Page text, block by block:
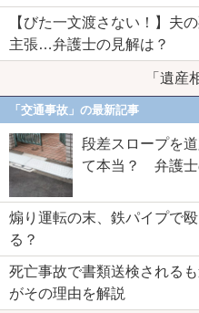
【びた一文渡さない！】夫
主張…弁護士の見解は？
「遺産
「交通事故」の最新記事
段差スロープを
て本当？ 弁護
煽り運転の末、鉄パイプで
る？
死亡事故で書類送検される
がその理由を解説